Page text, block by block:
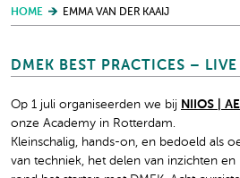
HOME EMMA VAN DER KAAIJ
DMEK BEST PRACTICES –
Op 1 juli organiseerden we bij NIIOS |
onze Academy in Rotterdam.
Kleinschalig, hands-on, en bedoeld als
van techniek, het delen van inzichten en